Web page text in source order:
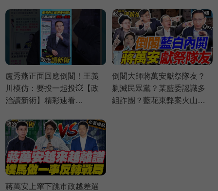
盧秀燕正面回應倒閣！王義
川模仿：要投一起投💥【政
治讀新術】精彩速看
倒閣大師蔣萬安獻祭隊友？
剿滅民眾黨？某藍委認識多
組詐團？藍花東弊案火山爆
蔣萬安上窜下跳市政越差選